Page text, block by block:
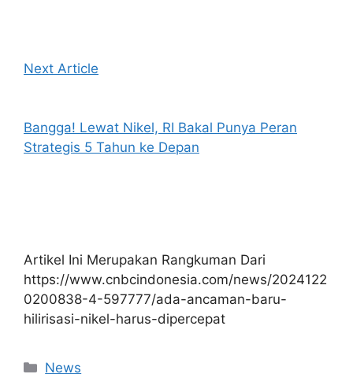
Next Article
Bangga! Lewat Nikel, RI Bakal Punya Peran
Strategis 5 Tahun ke Depan
Artikel Ini Merupakan Rangkuman Dari
https://www.cnbcindonesia.com/news/2024122
0200838-4-597777/ada-ancaman-baru-
hilirisasi-nikel-harus-dipercepat
Kategori
News